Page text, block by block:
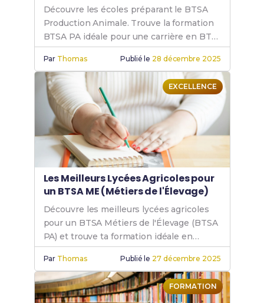
Découvre les écoles préparant le BTSA
Production Animale. Trouve la formation
BTSA PA idéale pour une carrière en BTS
PA, BTS animalier et BTS agricole
production animale.
Par Thomas Publié le 28 décembre 2025
EXCELLENCE
Les Meilleurs Lycées Agricoles pour
un BTSA ME (Métiers de l'Élevage)
Découvre les meilleurs lycées agricoles
pour un BTSA Métiers de l'Élevage (BTSA
PA) et trouve ta formation idéale en
production animale, que ce soit en
présentiel ou par correspondance.
Par Thomas Publié le 27 décembre 2025
FORMATION